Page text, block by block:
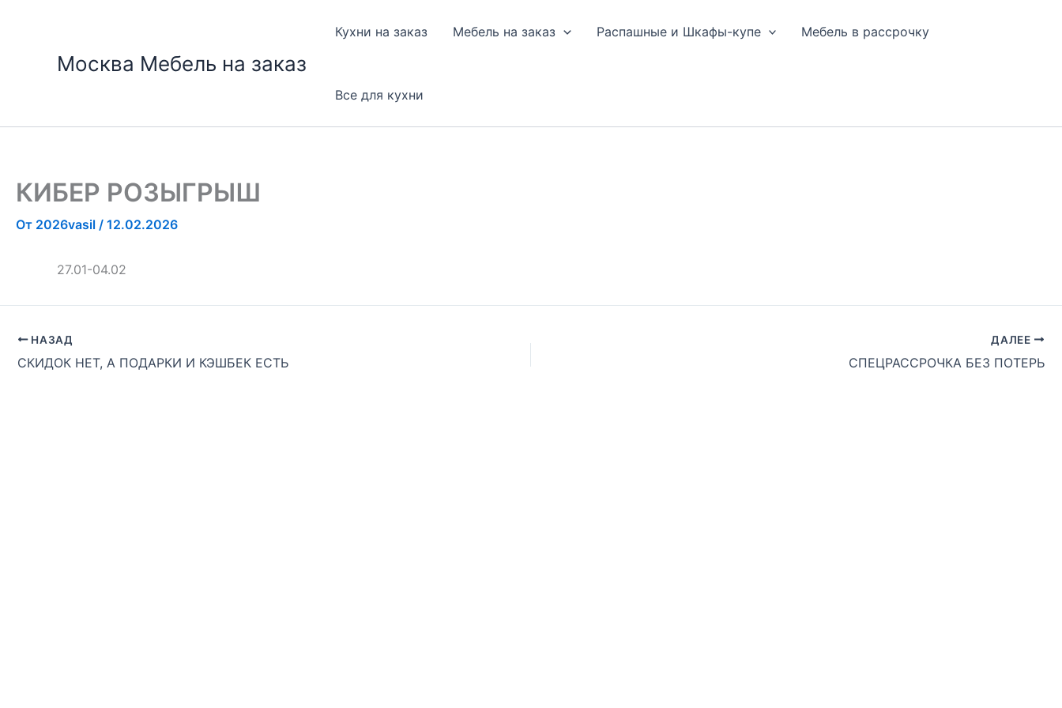
Москва Мебель на заказ
Кухни на заказ Мебель на заказ Распашные и Шкафы-купе Мебель в рассрочку
Все для кухни
КИБЕР РОЗЫГРЫШ
От 2026vasil / 12.02.2026
27.01-04.02
НАЗАД
СКИДОК НЕТ, А ПОДАРКИ И КЭШБЕК ЕСТЬ
ДАЛЕЕ
СПЕЦРАССРОЧКА БЕЗ ПОТЕРЬ